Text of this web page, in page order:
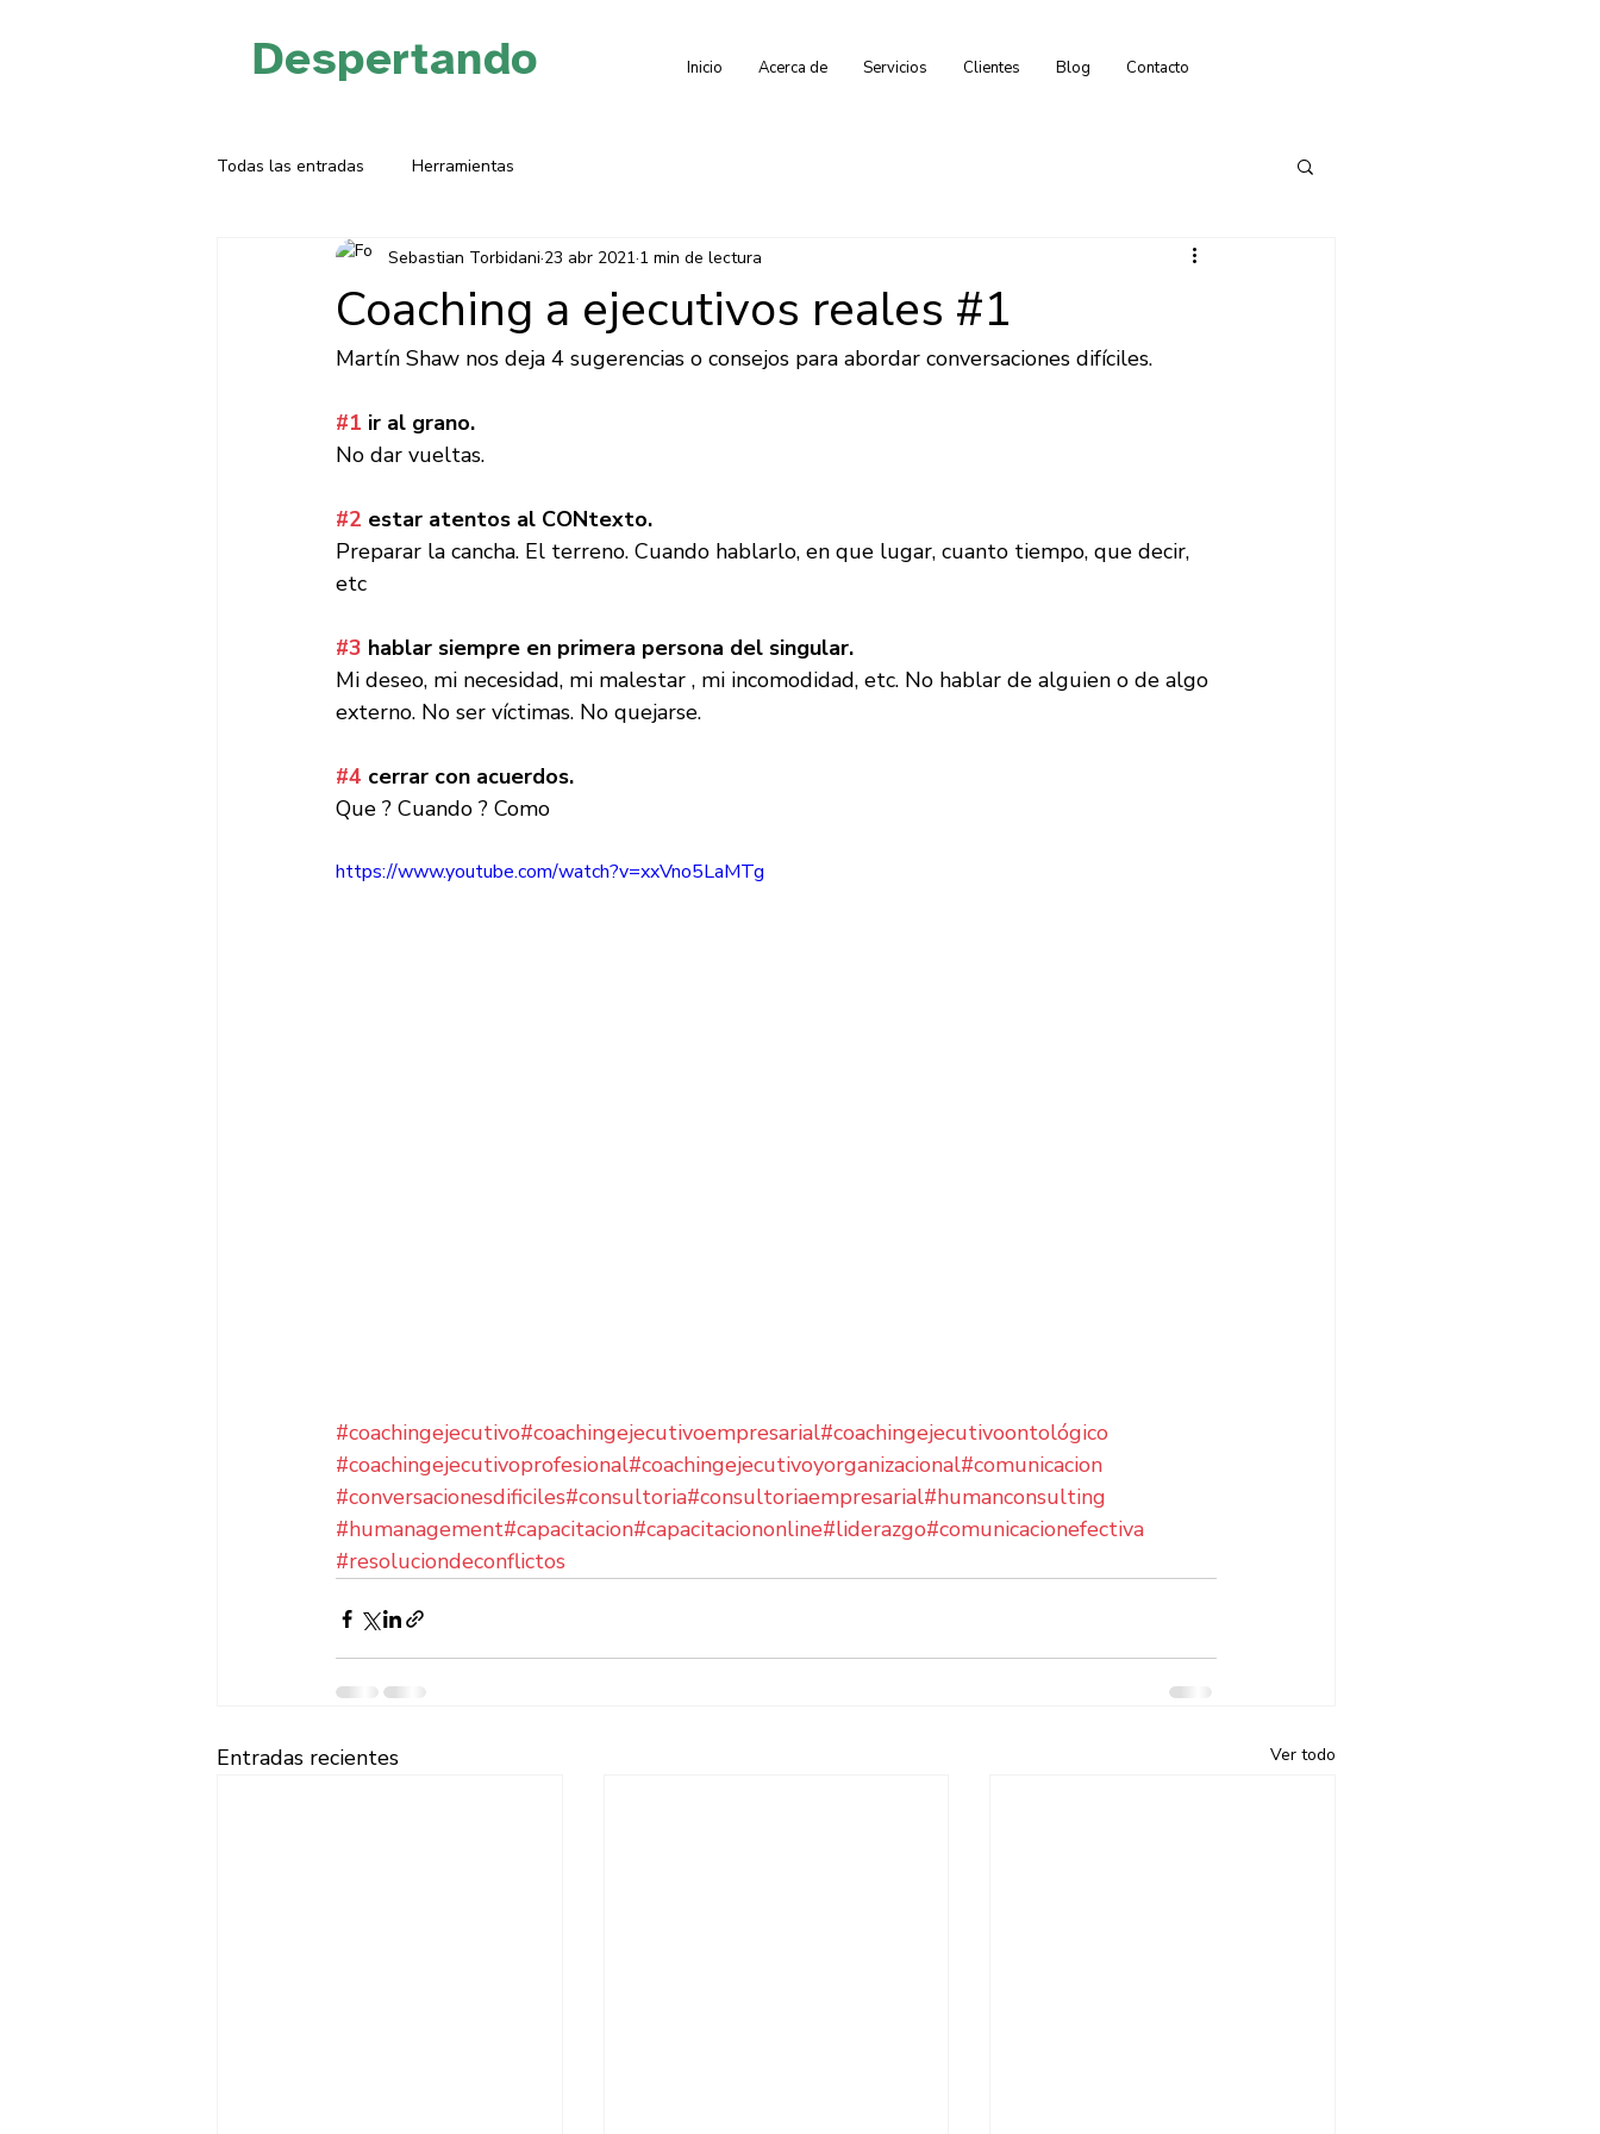
Despertando Inicio Acerca de Servicios Clientes Blog Contacto
Todas las entradas Herramientas
Coaching a ejecutivos reales #1
Sebastian Torbidani 23 abr 2021 1 min de lectura
Martín Shaw nos deja 4 sugerencias o consejos para abordar conversaciones difíciles.
#1 ir al grano.
No dar vueltas.
#2 estar atentos al CONtexto.
Preparar la cancha. El terreno. Cuando hablarlo, en que lugar, cuanto tiempo, que decir,
etc
#3 hablar siempre en primera persona del singular.
Mi deseo, mi necesidad, mi malestar , mi incomodidad, etc. No hablar de alguien o de algo
externo. No ser víctimas. No quejarse.
#4 cerrar con acuerdos.
Que ? Cuando ? Como
https://www.youtube.com/watch?v=xxVno5LaMTg
#coachingejecutivo#coachingejecutivoempresarial#coachingejecutivoontológico
#coachingejecutivoprofesional#coachingejecutivoyorganizacional#comunicacion
#conversacionesdificiles#consultoria#consultoriaempresarial#humanconsulting
#humanagement#capacitacion#capacitaciononline#liderazgo#comunicacionefectiva
#resoluciondeconflictos
Entradas recientes Ver todo